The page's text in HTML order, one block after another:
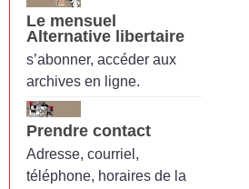
Le mensuel
Alternative libertaire
s’abonner, accéder aux
archives en ligne.
Prendre contact
Adresse, courriel,
téléphone, horaires de la